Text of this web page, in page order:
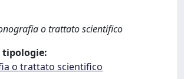
o trattato scientifico
tipologie:
o trattato scientifico